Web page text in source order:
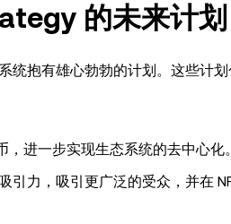
的未来计划
抱有雄心勃勃的计划。这些计划
进一步实现生态系统的去中心化。
引力，吸引更广泛的受众，并在